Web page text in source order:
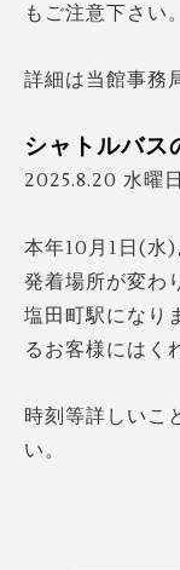
もご注意下さい。
詳細は当館事務
シャトルバス
2025.8.20 水曜日
本年10月1日(水
発着場所が変わ
塩田町駅になり
るお客様にはく
時刻等詳しいこ
い。